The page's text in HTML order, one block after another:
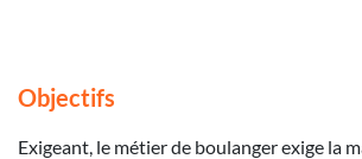
Objectifs
Exigeant, le métier de boulanger exige la